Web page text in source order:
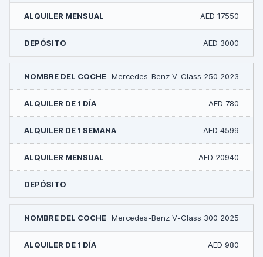
AED 17550
AED 3000
Mercedes-Benz V-Class 250 2023
AED 780
AED 4599
AED 20940
-
Mercedes-Benz V-Class 300 2025
AED 980